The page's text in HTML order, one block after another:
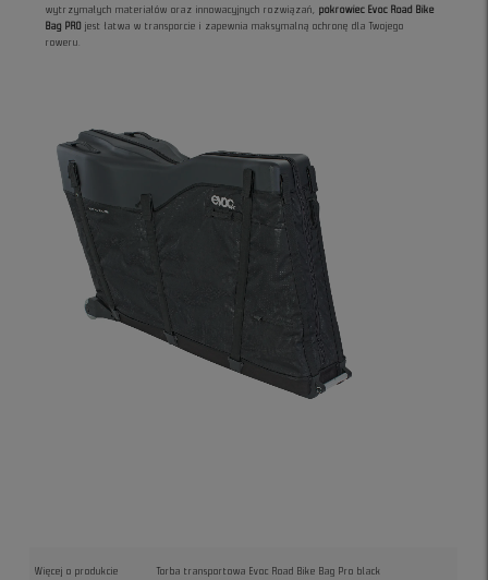
wytrzymałych materiałów oraz innowacyjnych rozwiązań,pokrowiec Evoc Road Bike
Bag PRO jest łatwa w transporcie i zapewnia maksymalną ochronę dla Twojego
roweru.
Więcej o produkcie Torba transportowa Evoc Road Bike Bag Pro black